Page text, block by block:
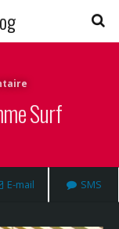
Surf
E-mail SMS